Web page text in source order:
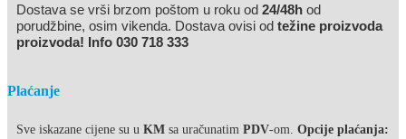
Dostava se vrši brzom poštom u roku od 24/48h od
porudžbine, osim vikenda. Dostava ovisi od težine proizvoda
proizvoda! Info 030 718 333
Plaćanje
Sve iskazane cijene su u KM sa uračunatim PDV-om. Opcije plaćanja: